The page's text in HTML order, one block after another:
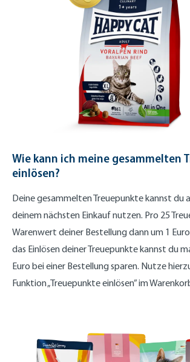
Wie kann ich meine gesammelten
einlösen?
Deine gesammelten Treuepunkte kannst du
deinem nächsten Einkauf nutzen. Pro 25
Warenwert deiner Bestellung dann um 1
das Einlösen deiner Treuepunkte kannst du
Euro bei einer Bestellung sparen. Nutze
Funktion „Treuepunkte einlösen” im